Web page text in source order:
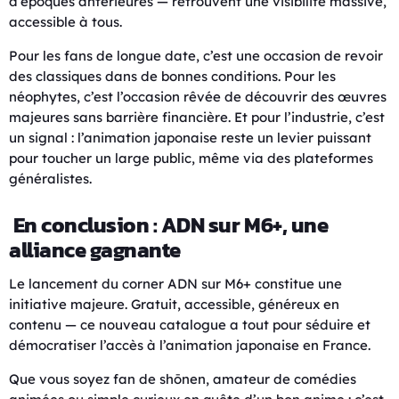
accessible à tous.
Pour les fans de longue date, c’est une occasion de revoir
des classiques dans de bonnes conditions. Pour les
néophytes, c’est l’occasion rêvée de découvrir des œuvres
majeures sans barrière financière. Et pour l’industrie, c’est
un signal : l’animation japonaise reste un levier puissant
pour toucher un large public, même via des plateformes
généralistes.
En conclusion : ADN sur M6+, une
alliance gagnante
Le lancement du corner ADN sur M6+ constitue une
initiative majeure. Gratuit, accessible, généreux en
contenu — ce nouveau catalogue a tout pour séduire et
démocratiser l’accès à l’animation japonaise en France.
Que vous soyez fan de shōnen, amateur de comédies